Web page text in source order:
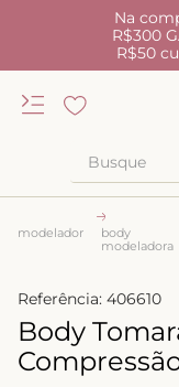
Na
R$300
R$50
modelador
body
modeladora
Referência: 406610
Body
TERMOS MAIS
sutiã
calcinha renda